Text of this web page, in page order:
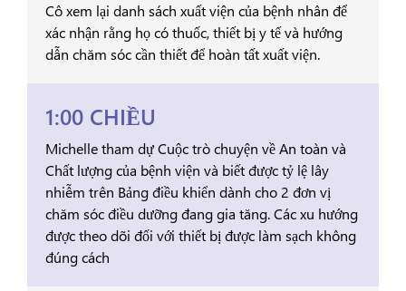
Cô xem lại danh sách xuất viện của bệnh nhân để
xác nhận rằng họ có thuốc, thiết bị y tế và hướng
dẫn chăm sóc cần thiết để hoàn tất xuất viện.
1:00 CHIỀU
Michelle tham dự Cuộc trò chuyện về An toàn và
Chất lượng của bệnh viện và biết được tỷ lệ lây
nhiễm trên Bảng điều khiển dành cho 2 đơn vị
chăm sóc điều dưỡng đang gia tăng. Các xu hướng
được theo dõi đối với thiết bị được làm sạch không
đúng cách